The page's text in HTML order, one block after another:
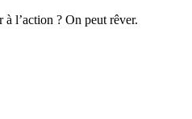
à l’action ? On peut rêver.